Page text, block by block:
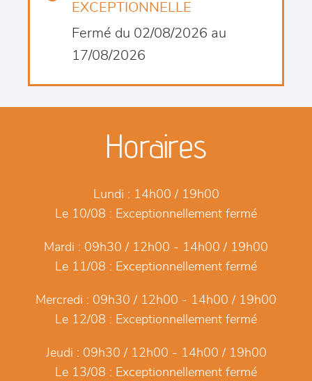
EXCEPTIONNELLE
Fermé du 02/08/2026 au
17/08/2026
Horaires
Lundi : 14h00 / 19h00
Le 10/08 : Exceptionnellement fermé
Mardi : 09h30 / 12h00 - 14h00 / 19h00
Le 11/08 : Exceptionnellement fermé
Mercredi : 09h30 / 12h00 - 14h00 / 19h00
Le 12/08 : Exceptionnellement fermé
Jeudi : 09h30 / 12h00 - 14h00 / 19h00
Le 13/08 : Exceptionnellement fermé